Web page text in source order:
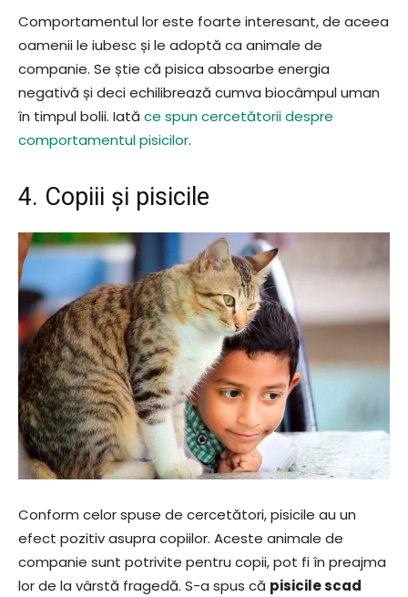
Comportamentul lor este foarte interesant, de aceea
oamenii le iubesc și le adoptă ca animale de
companie. Se știe că pisica absoarbe energia
negativă și deci echilibrează cumva biocâmpul uman
în timpul bolii. Iată ce spun cercetătorii despre
comportamentul pisicilor.
4. Copiii și pisicile
Conform celor spuse de cercetători, pisicile au un
efect pozitiv asupra copiilor. Aceste animale de
companie sunt potrivite pentru copii, pot fi în preajma
lor de la vârstă fragedă. S-a spus că pisicile scad